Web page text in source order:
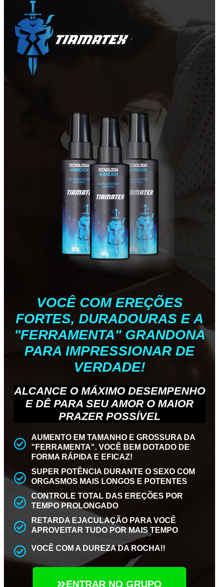
VOCÊ COM EREÇÕES
FORTES, DURADOURAS E A
"FERRAMENTA" GRANDONA
PARA IMPRESSIONAR DE
VERDADE!
ALCANCE O MÁXIMO DESEMPENHO
E DÊ PARA SEU AMOR O MAIOR
PRAZER POSSÍVEL
AUMENTO EM TAMANHO E GROSSURA DA
"FERRAMENTA". VOCÊ BEM DOTADO DE
FORMA RÁPIDA E EFICAZ!
SUPER POTÊNCIA DURANTE O SEXO COM
ORGASMOS MAIS LONGOS E POTENTES
CONTROLE TOTAL DAS EREÇÕES POR
TEMPO PROLONGADO
RETARDA EJACULAÇÃO PARA VOCÊ
APROVEITAR TUDO POR MAIS TEMPO
VOCÊ COM A DUREZA DA ROCHA!!
ENTRAR NO GRUPO